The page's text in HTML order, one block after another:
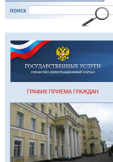
поиск
ГРАФИК ПРИЕМА ГРАЖДАН